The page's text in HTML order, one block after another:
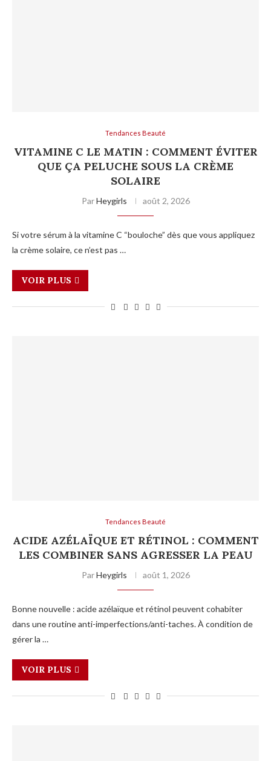
Tendances Beauté
VITAMINE C LE MATIN : COMMENT ÉVITER
QUE ÇA PELUCHE SOUS LA CRÈME
SOLAIRE
ParHeygirls août 2, 2026
Si votre sérum à la vitamine C “bouloche” dès que vous appliquez
la crème solaire, ce n’est pas …
VOIR PLUS
Tendances Beauté
ACIDE AZÉLAÏQUE ET RÉTINOL : COMMENT
LES COMBINER SANS AGRESSER LA PEAU
ParHeygirls août 1, 2026
Bonne nouvelle : acide azélaïque et rétinol peuvent cohabiter
dans une routine anti-imperfections/anti-taches. À condition de
gérer la …
VOIR PLUS